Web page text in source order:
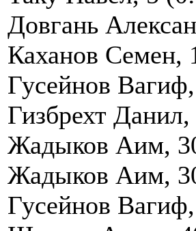
Довгань
Каханов Семен,
Гусейнов
Гизбрехт
Жадыков Аим,
Жадыков Аим,
Гусейнов